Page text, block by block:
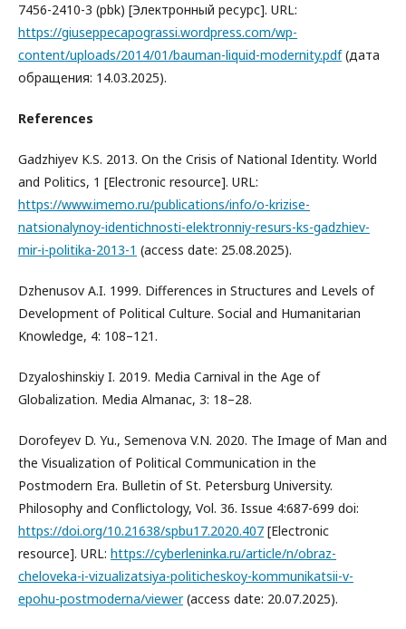
7456-2410-3 (pbk) [Электронный ресурс]. URL:
https://giuseppecapograssi.wordpress.com/wp-
content/uploads/2014/01/bauman-liquid-modernity.pdf(дата
обращения: 14.03.2025).
References
Gadzhiyev K.S. 2013. On the Crisis of National Identity. World
and Politics, 1 [Electronic resource]. URL:
https://www.imemo.ru/publications/info/o-krizise-
natsionalynoy-identichnosti-elektronniy-resurs-ks-gadzhiev-
mir-i-politika-2013-1 (access date: 25.08.2025).
Dzhenusov A.I. 1999. Differences in Structures and Levels of
Development of Political Culture. Social and Humanitarian
Knowledge, 4: 108–121.
Dzyaloshinskiy I. 2019. Media Carnival in the Age of
Globalization. Media Almanac, 3: 18–28.
Dorofeyev D. Yu., Semenova V.N. 2020. The Image of Man and
the Visualization of Political Communication in the
Postmodern Era. Bulletin of St. Petersburg University.
Philosophy and Conflictology, Vol. 36. Issue 4:687-699 doi:
https://doi.org/10.21638/spbu17.2020.407 [Electronic
resource]. URL: https://cyberleninka.ru/article/n/obraz-
cheloveka-i-vizualizatsiya-politicheskoy-kommunikatsii-v-
epohu-postmoderna/viewer(access date: 20.07.2025).